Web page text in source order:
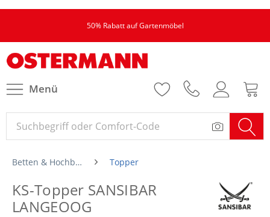
50% Rabatt auf Gartenmöbel
Menü
Betten & Hochbetten Topper
KS-Topper SANSIBAR
LANGEOOG